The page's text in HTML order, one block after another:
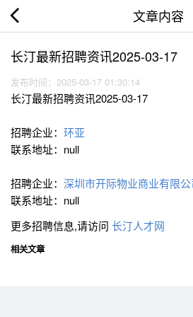
文章内容
长汀最新招聘资讯2025-03-17
发布时间：2025-03-17 01:30:14
长汀最新招聘资讯2025-03-17
招聘企业： 环亚
联系地址：null
招聘企业： 深圳市开际物业商业有限
联系地址：null
更多招聘信息,请访问 长汀人才网
相关文章